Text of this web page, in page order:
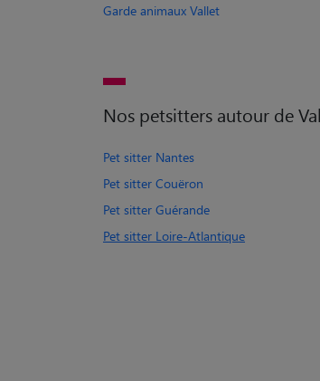
Garde animaux Vallet
Nos petsitters autour de
Pet sitter Nantes
Pet sitter Couëron
Pet sitter Guérande
Pet sitter Loire-Atlantique